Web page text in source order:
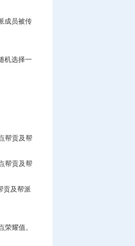
成员被传
机选择一
帮贡及帮
帮贡及帮
贡及帮派
耀值。